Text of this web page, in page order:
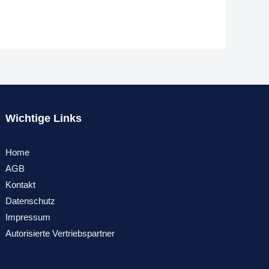
Wichtige Links
Home
AGB
Kontakt
Datenschutz
Impressum
Autorisierte Vertriebspartner